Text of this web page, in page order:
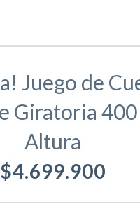
Juego de
Giratoria 400
Altura
$4.699.900